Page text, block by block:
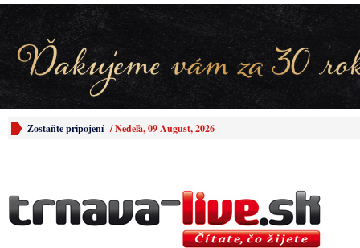
Zostaňte pripojení /Nedeľa, 09 August, 2026